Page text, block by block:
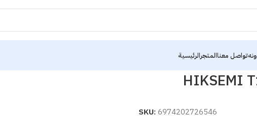
الرئيسيةالمتجرتواصل معنا
HIKSEMI
SKU: 6974202726546